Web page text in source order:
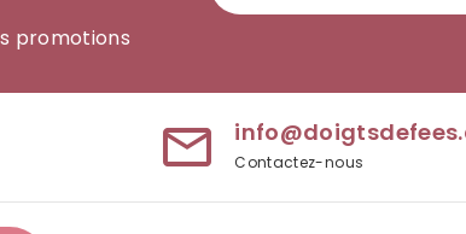
promotions
mail_outline Contactez-nous